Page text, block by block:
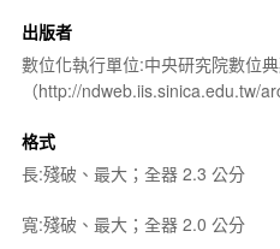
出版者
數位化執行單位:中央研究院數位
（http://ndweb.iis.sinica.edu.tw/
格式
長:殘破、最大；全器 2.3 公分
寬:殘破、最大；全器 2.0 公分